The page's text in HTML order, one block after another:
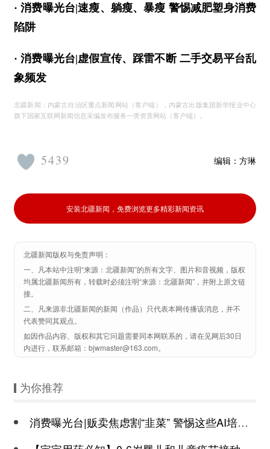
· 消费曝光台|速瘦、躺瘦、暴瘦 警惕减肥塑身消费
陷阱
· 消费曝光台|虚假宣传、踩雷不断 二手交易平台乱
象频发
北疆新闻：内蒙古自治区重点新闻网站（客户端），内蒙古出版集团新华报业中心
旗下国家互联网新闻信息采编发布服务一类资质网站（客户端）。
编辑： 方琳
5439
安装北疆新闻，免费浏览更多精彩新闻资讯
北疆新闻版权与免责声明：
一、凡本站中注明“来源：北疆新闻”的所有文字、图片和音视频，版权
均属北疆新闻所有，转载时必须注明“来源：北疆新闻”，并附上原文链
接。
二、凡来源非北疆新闻的新闻（作品）只代表本网传播该消息，并不
代表赞同其观点。
如因作品内容、版权和其它问题需要同本网联系的，请在见网后30日
内进行，联系邮箱：bjwmaster@163.com。
为你推荐
消费曝光台|贩卖焦虑割“韭菜” 警惕这些AI培训套路